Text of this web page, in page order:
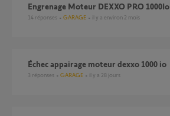
Engrenage Moteur DEXXO PRO 1000Io
14 réponses GARAGE il y a environ 2 mois
Échec appairage moteur dexxo 1000 io
3 réponses GARAGE il y a 28 jours